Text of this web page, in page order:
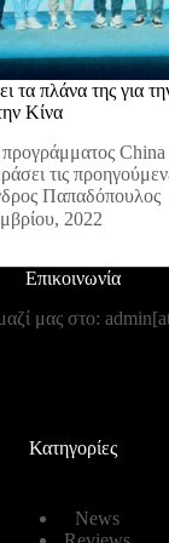
τα πλάνα της για
Κίνα
τις
Παπαδόπουλος
2022
Επικοινωνία
μας στο:
Κατηγορίες
News